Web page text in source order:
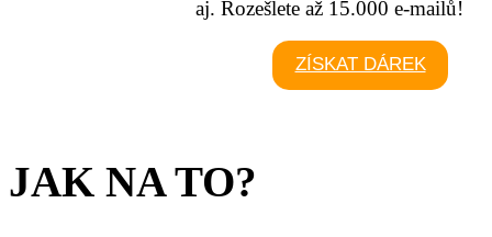
aj. Rozešlete až 15.000 e-mailů!
ZÍSKAT DÁREK
JAK NA TO?